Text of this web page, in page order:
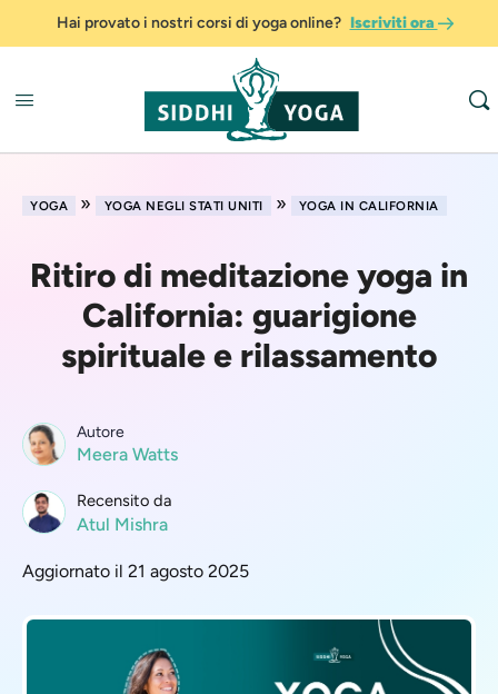
Hai provato i nostri corsi di yoga online? Iscriviti ora
YOGA » YOGA NEGLI STATI UNITI » YOGA IN CALIFORNIA
Ritiro di meditazione yoga in
California: guarigione
spirituale e rilassamento
Autore
Meera Watts
Recensito da
Atul Mishra
Aggiornato il 21 agosto 2025